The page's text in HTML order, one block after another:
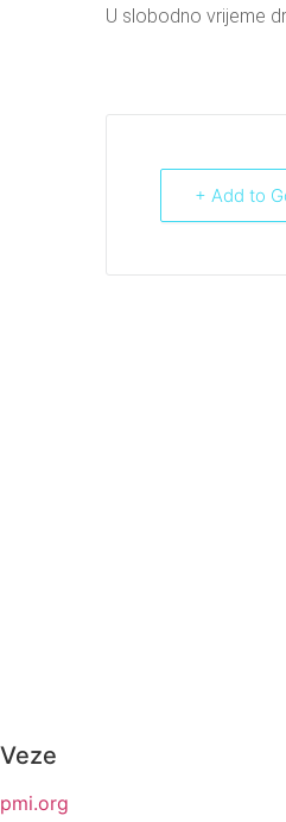
U slobodno vrijeme
+ Add to
Veze
pmi.org